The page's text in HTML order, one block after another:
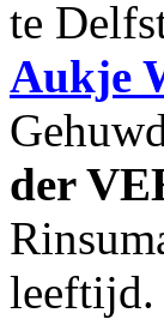
te
Aukje
der
leeftijd.